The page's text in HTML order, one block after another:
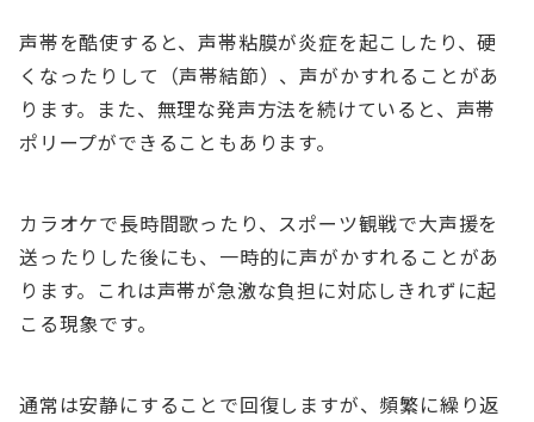
声帯を酷使すると、声帯粘膜が炎症を起こしたり、硬
くなったりして（声帯結節）、声がかすれることがあ
ります。また、無理な発声方法を続けていると、声帯
ポリープができることもあります。
カラオケで長時間歌ったり、スポーツ観戦で大声援を
送ったりした後にも、一時的に声がかすれることがあ
ります。これは声帯が急激な負担に対応しきれずに起
こる現象です。
通常は安静にすることで回復しますが、頻繁に繰り返